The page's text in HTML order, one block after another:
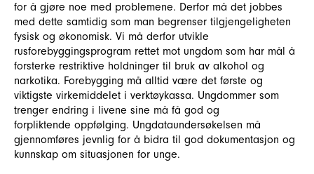
for å gjøre noe med problemene. Derfor må det jobbes
med dette samtidig som man begrenser tilgjengeligheten
fysisk og økonomisk. Vi må derfor utvikle
rusforebyggingsprogram rettet mot ungdom som har mål å
forsterke restriktive holdninger til bruk av alkohol og
narkotika. Forebygging må alltid være det første og
viktigste virkemiddelet i verktøykassa. Ungdommer som
trenger endring i livene sine må få god og
forpliktende oppfølging. Ungdataundersøkelsen må
gjennomføres jevnlig for å bidra til god dokumentasjon og
kunnskap om situasjonen for unge.